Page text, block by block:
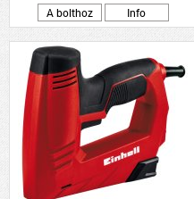
A bolthoz
Info